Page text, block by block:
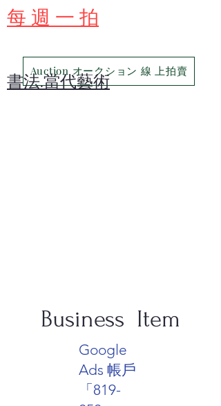
​每 週 一 拍
Auction オークション 線 上拍賣
​書法.當代藝術
Business Item
Google
Ads 帳戶
「819-